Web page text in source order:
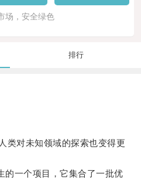
场，安全绿色
排行
对未知领域的探索也变得更
一个项目，它集合了一批优